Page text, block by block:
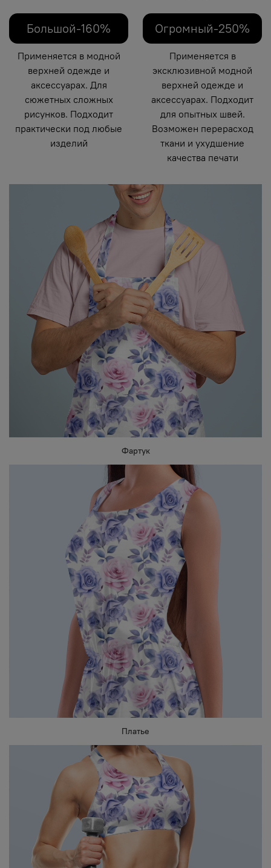
Большой-160%
Применяется в модной
верхней одежде и
аксессуарах. Для
сюжетных сложных
рисунков. Подходит
практически под любые
изделий
Огромный-250%
Применяется в
эксклюзивной модной
верхней одежде и
аксессуарах. Подходит
для опытных швей.
Возможен перерасход
ткани и ухудшение
качества печати
Фартук
Платье